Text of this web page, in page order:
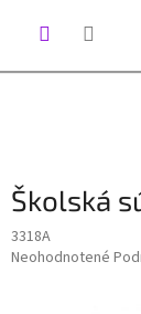
Školská
3318A
Priemerné
Neohodnotené